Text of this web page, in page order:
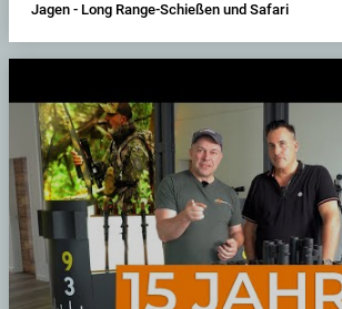
Jagen - Long Range-Schießen und Safari